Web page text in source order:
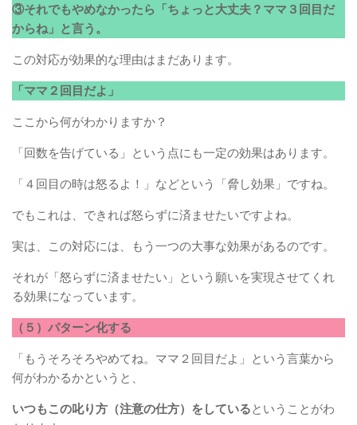
③それでもやめなかったら「ちょっと大丈夫？ママ３回目だ
からね」と言う。
この対応が効果的な理由はまだあります。
「ママ２回目だよ」
ここから何がわかりますか？
「回数を告げている」という点にも一定の効果はあります。
「４回目の時は怒るよ！」などという「脅し効果」ですね。
でもこれは、できれば怒らずに済ませたいですよね。
実は、この対応には、もう一つの大事な効果があるのです。
それが「怒らずに済ませたい」という願いを実現させてくれ
る効果になっています。
（５）パターン化する
「もうそろそろやめてね。ママ２回目だよ」という言葉から
何がわかるかというと、
いつもこの叱り方（注意の仕方）をしているということがわ